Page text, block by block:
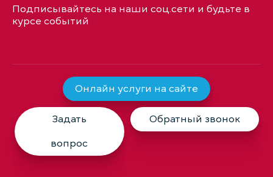
Подписывайтесь на наши соц.сети и будьте в
курсе событий
Онлайн услуги на сайте
Задать
вопрос
Обратный звонок